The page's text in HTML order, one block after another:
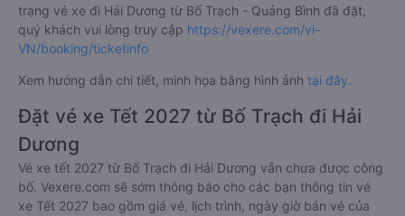
trạng vé xe đi Hải Dương từ Bố Trạch - Quảng Bình đã đặt,
quý khách vui lòng truy cập https://vexere.com/vi-
VN/booking/ticketinfo
Xem hướng dẫn chi tiết, minh họa bằng hình ảnh tại đây.
Đặt vé xe Tết 2027 từ Bố Trạch đi Hải
Dương
Vé xe tết 2027 từ Bố Trạch đi Hải Dương vẫn chưa được công
bố. Vexere.com sẽ sớm thông báo cho các bạn thông tin vé
xe Tết 2027 bao gồm giá vé, lịch trình, ngày giờ bán vé của